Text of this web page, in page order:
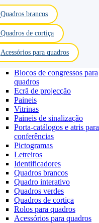
Quadros brancos
Quadros de cortiça
Acessórios para quadros
Blocos de congressos para
quadros
Ecrã de projecção
Paineis
Vitrinas
Paineis de sinalização
Porta-catálogos e atris para
conferências
Pictogramas
Letreiros
Identificadores
Quadros brancos
Quadro interativo
Quadros verdes
Quadros de cortiça
Rolos para quadros
Acessórios para quadros